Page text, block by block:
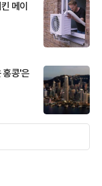
메이
홍콩'은